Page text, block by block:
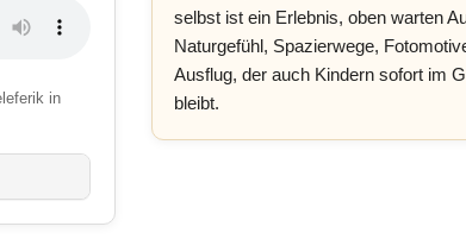
in
selbst ist ein Erlebnis, oben warten
Naturgefühl, Spazierwege,
Ausflug, der auch Kindern sofort im
bleibt.